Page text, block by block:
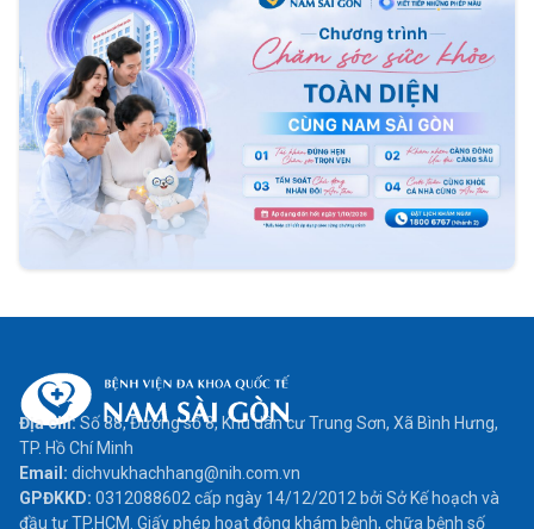
Địa chỉ:Số 88, Đường số 8, Khu dân cư Trung Sơn, Xã Bình Hưng,
TP. Hồ Chí Minh
Email: dichvukhachhang@nih.com.vn
GPĐKKD: 0312088602 cấp ngày 14/12/2012 bởi Sở Kế hoạch và
đầu tư TP.HCM. Giấy phép hoạt động khám bệnh, chữa bệnh số